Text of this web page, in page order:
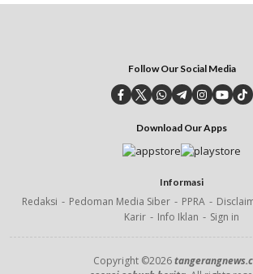
Follow Our Social Media
Download Our Apps
Informasi
Redaksi Pedoman Media Siber PPRA
Karir
Info Iklan Sign in
Copyright ©2026